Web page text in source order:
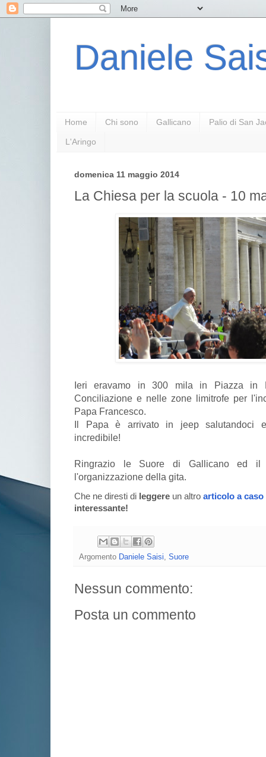
Daniele
Home Chi sono Gallicano Palio di San
L'Aringo
domenica 11 maggio 2014
La Chiesa per la scuola - 10
Ieri eravamo in 300 mila in Piazza in
Conciliazione e nelle zone limitrofe per
Papa Francesco.
Il Papa è arrivato in jeep salutandoci e
incredibile!
Ringrazio le Suore di Gallicano ed il
l'organizzazione della gita.
Che ne diresti di leggere un altro articolo a caso
interessante!
Argomento Daniele Saisi Suore
Nessun commento:
Posta un commento